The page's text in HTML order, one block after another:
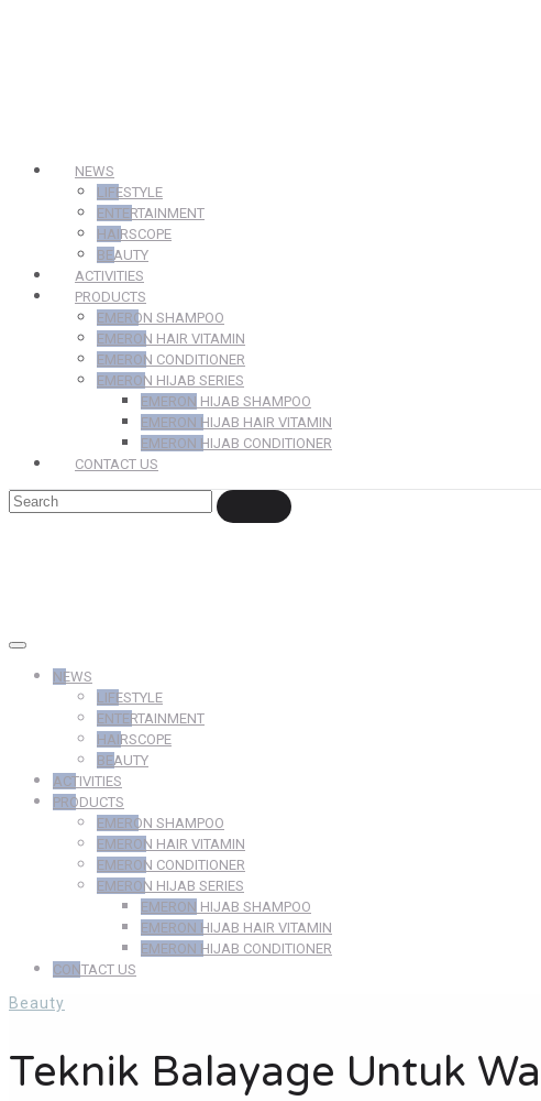
NEWS
LIFESTYLE
ENTERTAINMENT
HAIRSCOPE
BEAUTY
ACTIVITIES
PRODUCTS
EMERON SHAMPOO
EMERON HAIR VITAMIN
EMERON CONDITIONER
EMERON HIJAB SERIES
EMERON HIJAB SHAMPOO
EMERON HIJAB HAIR VITAMIN
EMERON HIJAB CONDITIONER
CONTACT US
NEWS
LIFESTYLE
ENTERTAINMENT
HAIRSCOPE
BEAUTY
ACTIVITIES
PRODUCTS
EMERON SHAMPOO
EMERON HAIR VITAMIN
EMERON CONDITIONER
EMERON HIJAB SERIES
EMERON HIJAB SHAMPOO
EMERON HIJAB HAIR VITAMIN
EMERON HIJAB CONDITIONER
CONTACT US
Beauty
Teknik Balayage Untuk